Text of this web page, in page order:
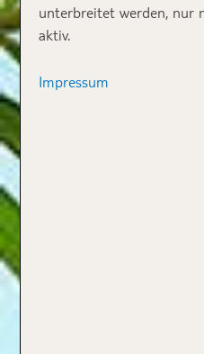
unterbreitet werden, nur
aktiv.
Impressum